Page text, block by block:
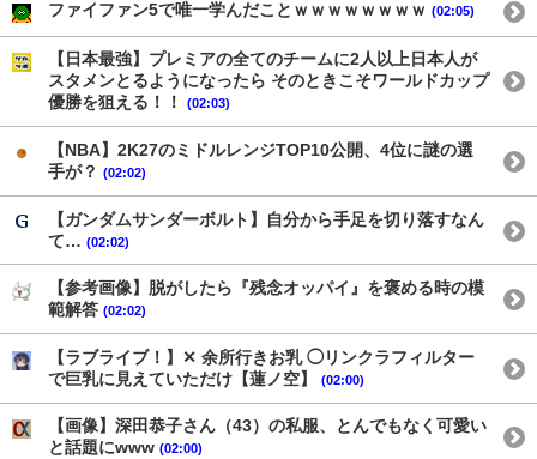
ファイファン5で唯一学んだことｗｗｗｗｗｗｗｗ (02:05)
【日本最強】プレミアの全てのチームに2人以上日本人が
スタメンとるようになったら そのときこそワールドカップ
優勝を狙える！！
(02:03)
【NBA】2K27のミドルレンジTOP10公開、4位に謎の選
手が？ (02:02)
【ガンダムサンダーボルト】自分から手足を切り落すなん
て… (02:02)
【参考画像】脱がしたら『残念オッパイ』を褒める時の模
範解答 (02:02)
【ラブライブ！】✕ 余所行きお乳 ◯リンクラフィルター
で巨乳に見えていただけ【蓮ノ空】
(02:00)
【画像】深田恭子さん（43）の私服、とんでもなく可愛い
と話題にwww (02:00)